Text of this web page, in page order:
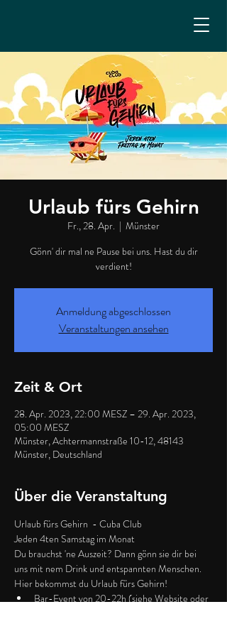
Urlaub fürs Gehirn
Fr., 28. Apr.
  |
Münster
Gönn' dir mal ne Pause bei uns. Hast du dir
verdient!
Anmeldung abgeschlossen
Veranstaltungen ansehen
Zeit & Ort
28. Apr. 2023, 22:00 MESZ – 29. Apr. 2023,
05:00 MESZ
Münster, Achtermannstraße 10-12, 48143
Münster, Deutschland
Über die Veranstaltung
Urlaub fürs Gehirn  - Cuba Club
Jeden 4ten Samstag im Monat
Du brauchst 'ne Auszeit? Dann gönn sie dir bei
uns mit nem Drink und entspannten Menschen.
Hier bekommst du Urlaub fürs Gehirn!
Bar-Event von 20-22h (siehe Website oder